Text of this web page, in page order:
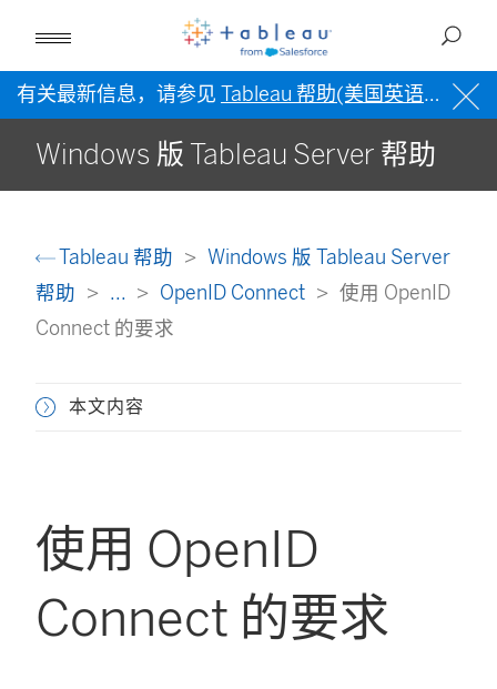
有关最新信息，请参见 Tableau 帮助(美国英语) 。
Windows 版 Tableau Server 帮助
Tableau 帮助
Windows 版 Tableau Server
帮助
... OpenID Connect
使用 OpenID
Connect 的要求
本文内容
使用 OpenID
Connect 的要求